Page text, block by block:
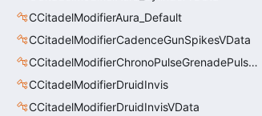
CCitadelModifierAura_Default
CCitadelModifierCadenceGunSpikesVData
CCitadelModifierChronoPulseGrenadePulseAreaVData
CCitadelModifierDruidInvis
CCitadelModifierDruidInvisVData